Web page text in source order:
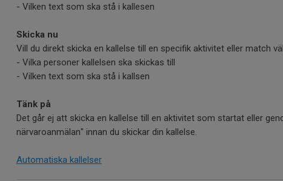
- Vilken text som ska stå i kallesen
Skicka nu
Vill du direkt skicka en kallelse till en specifik aktivitet eller match
- Vilka personer kallelsen ska skickas till
- Vilken text som ska stå i kallsen
Tänk på
Det går ej att skicka en kallelse till en aktivitet som startat eller
närvaroanmälan" innan du skickar din kallelse.
Automatiska kallelser